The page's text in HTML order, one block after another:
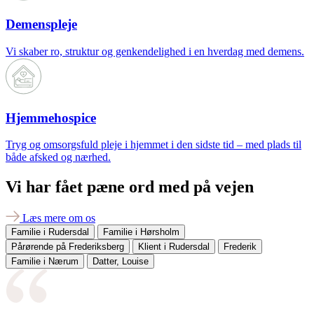
Demenspleje
Vi skaber ro, struktur og genkendelighed i en hverdag med demens.
Hjemmehospice
Tryg og omsorgsfuld pleje i hjemmet i den sidste tid – med plads til
både afsked og nærhed.
Vi har fået pæne ord med på vejen
Læs mere om os
Familie i Rudersdal
Familie i Hørsholm
Pårørende på Frederiksberg
Klient i Rudersdal
Frederik
Familie i Nærum
Datter, Louise